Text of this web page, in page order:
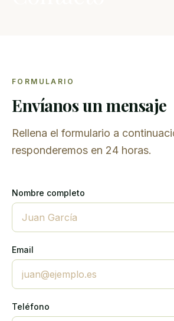
FORMULARIO
Envíanos un mensaje
Rellena el formulario a
responderemos en 24 horas.
Nombre completo
Email
Teléfono